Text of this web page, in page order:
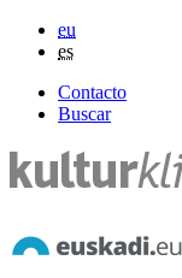
eu
es
Contacto
Buscar